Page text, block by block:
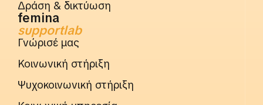
Δράση & δικτύωση
femina
supportlab
Γνώρισέ μας
Κοινωνική στήριξη
Ψυχοκοινωνική στήριξη